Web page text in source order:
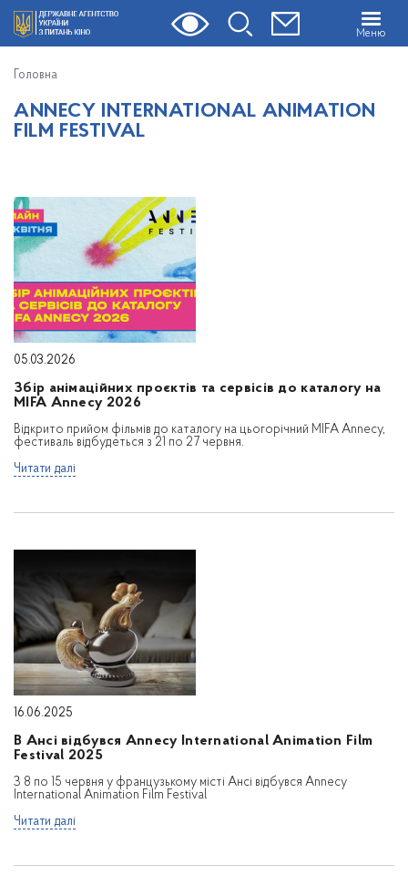
Меню
Головна
ANNECY INTERNATIONAL ANIMATION
FILM FESTIVAL
05.03.2026
Збір анімаційних проєктів та сервісів до каталогу на
MIFA Annecy 2026
Відкрито прийом фільмів до каталогу на цьогорічний MIFA Annecy,
фестиваль відбудеться з 21 по 27 червня.
Читати далі
16.06.2025
В Ансі відбувся Annecy International Animation Film
Festival 2025
З 8 по 15 червня у французькому місті Ансі відбувся Annecy
International Animation Film Festival
Читати далі